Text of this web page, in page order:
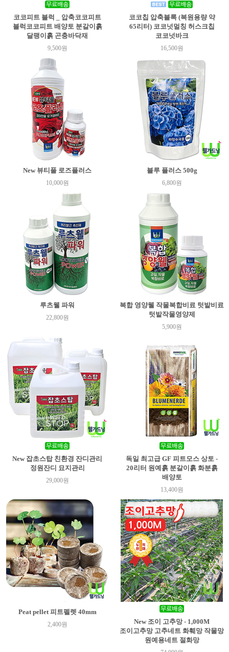
코코피트 블럭 _ 압축코코피트
블럭코코피트 배양토 분갈이흙
달팽이흙 곤충바닥재
9,500원
코코칩 압축블록 (복원용량 약
65리터) 코코넛멀칭 허스크칩
코코넛바크
16,500원
New 뷰티풀 로즈플러스
10,000원
블루 플러스 500g
6,800원
루츠웰 파워
22,800원
복합 영양웰 작물복합비료 텃밭비료
텃밭작물영양제
5,900원
New 잡초스탑 친환경 잔디관리
정원잔디 묘지관리
29,000원
독일 최고급 GF 피트모스 상토 -
20리터 원예흙 분갈이흙 화분흙
배양토
13,400원
Peat pellet 피트펠렛 40mm
2,400원
New 조이 고추망 - 1,000M
조이고추망 고추네트 화훼망 작물망
원예용네트 절화망